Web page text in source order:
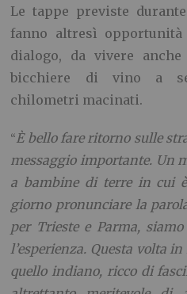
Le tappe previste
fanno altresì
dialogo, da vivere
bicchiere di vino a
chilometri macinati.
“È bello fare ritorno sulle
messaggio importante. Un
a bambine di terre in cui
giorno pronunciare la
per Trieste e Parma,
l’esperienza. Questa volta
quello indiano, ricco di